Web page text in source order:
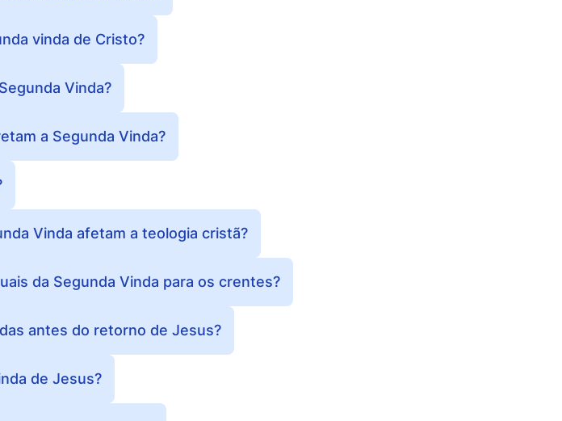
vinda de Cristo?
Vinda?
a Segunda Vinda?
Vinda afetam a teologia cristã?
da Segunda Vinda para os crentes?
antes do retorno de Jesus?
de Jesus?